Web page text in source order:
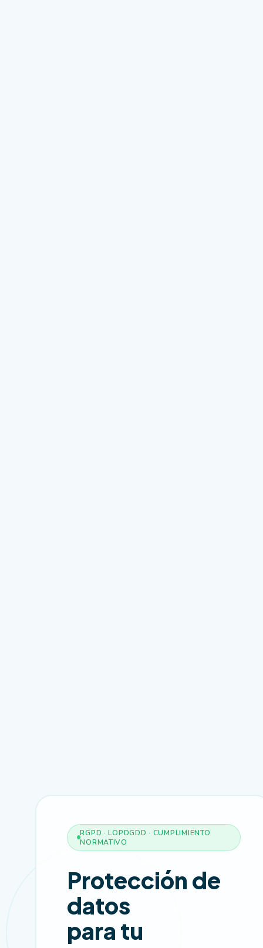
RGPD · LOPDGDD · CUMPLIMIENTO
NORMATIVO
Protección de
datos
para tu